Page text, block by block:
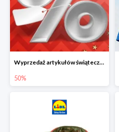
Wyprzedaż artykułów świątecznych w Lidlu Online
50%